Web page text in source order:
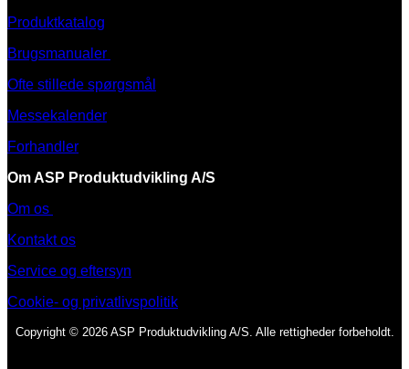
Produktkatalog
Brugsmanualer
Ofte stillede spørgsmål
Messekalender
Forhandler
Om ASP Produktudvikling A/S
Om os
Kontakt os
Service og eftersyn
Cookie- og privatlivspolitik
Copyright © 2026 ASP Produktudvikling A/S. Alle rettigheder forbeholdt.